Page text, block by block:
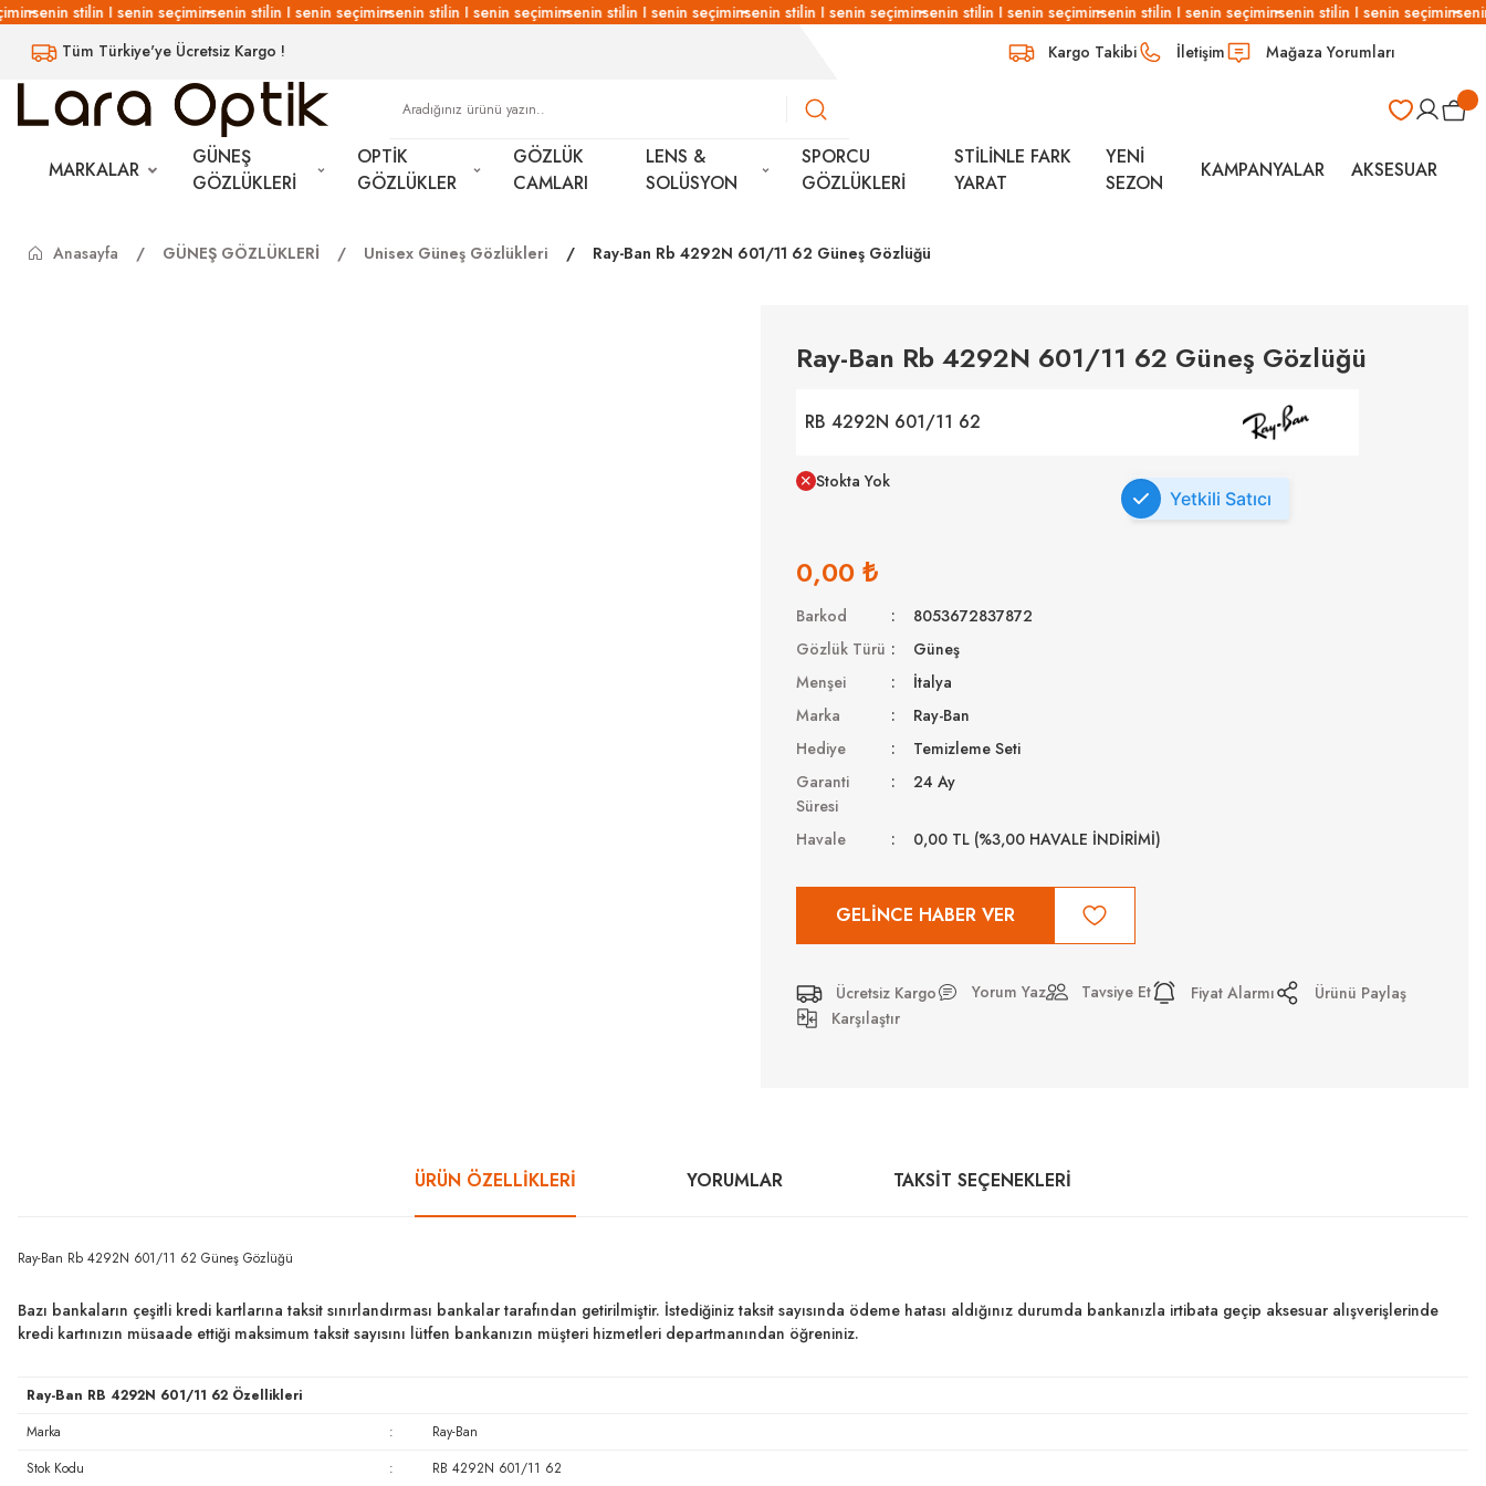
senin stilin I senin seçiminsenin stilin I senin seçiminsenin stilin I senin seçiminsenin stilin I senin seçiminsenin stilin I senin seçiminsenin stilin I senin seçiminsenin stilin I senin seçiminsenin stilin I senin seçiminsenin
Tüm Türkiye'ye Ücretsiz Kargo !
Kargo Takibi İletişim Mağaza Yorumları
MARKALAR
GÜNEŞ
GÖZLÜKLERİ
OPTİK
GÖZLÜKLER
GÖZLÜK
CAMLARI
LENS &
SOLÜSYON
SPORCU
GÖZLÜKLERİ
STİLİNLE FARK
YARAT
YENİ
SEZON
KAMPANYALAR AKSESUAR
Anasayfa GÜNEŞ GÖZLÜKLERİ Unisex Güneş Gözlükleri Ray-Ban Rb 4292N 601/11 62 Güneş Gözlüğü
Ray-Ban Rb 4292N 601/11 62 Güneş Gözlüğü
RB 4292N 601/11 62
Stokta Yok
Yetkili Satıcı
0,00 ₺
Barkod
8053672837872
Gözlük Türü
Güneş
Menşei
İtalya
Marka
Ray-Ban
Hediye
Temizleme Seti
Garanti
Süresi
24 Ay
Havale 0,00 TL (%3,00 HAVALE İNDİRİMİ)
GELINCE HABER VER
Ücretsiz Kargo Yorum Yaz Tavsiye Et Fiyat Alarmı
Ürünü Paylaş
Karşılaştır
ÜRÜN ÖZELLİKLERİ YORUMLAR TAKSIT SEÇENEKLERI
Ray-Ban Rb 4292N 601/11 62 Güneş Gözlüğü
Bazı bankaların çeşitli kredi kartlarına taksit sınırlandırması bankalar tarafından getirilmiştir. İstediğiniz taksit sayısında ödeme hatası aldığınız durumda bankanızla irtibata geçip aksesuar alışverişlerinde
kredi kartınızın müsaade ettiği maksimum taksit sayısını lütfen bankanızın müşteri hizmetleri departmanından öğreniniz.
Ray-Ban RB 4292N 601/11 62 Özellikleri
Marka
:
Ray-Ban
Stok Kodu
: RB 4292N 601/11 62